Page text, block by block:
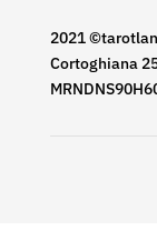
2021
Cortoghiana